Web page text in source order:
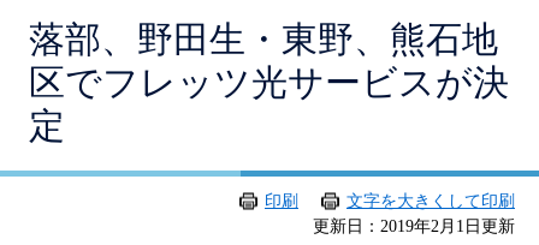
落部、野田生・東野、熊石地
区でフレッツ光サービスが決
定
印刷
文字を大きくして印刷
更新日：2019年2月1日更新